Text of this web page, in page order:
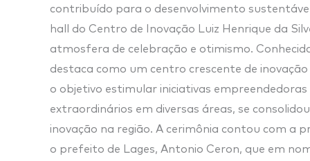
contribuído para o desenvolvimento
hall do Centro de Inovação Luiz Henrique da
atmosfera de celebração e otimismo.
destaca como um centro crescente de
o objetivo estimular iniciativas
extraordinários em diversas áreas, se
inovação na região. A cerimônia contou com a
o prefeito de Lages, Antonio Ceron, que em